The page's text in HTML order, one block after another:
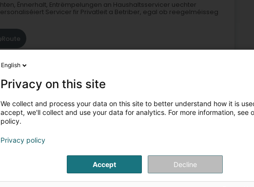
Ënnerhalt, Entrëmpelungen an Haushaltsservicer uechter
Servicer fir Privatleit a Betriber, egal ob reegelméisseg
Route
fir Auto Buedem Botz Wanterdéngscht, Schnéiraumen an Salzen
English
Privacy on this site
We collect and process your data on this site to better understand how it is
accept, we'll collect and use your data for analytics. For more information, see
policy.
Privacy policy
Accept Decline